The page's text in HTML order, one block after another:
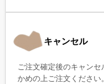
キャンセル
ご注文確定後のキャン
かめの上ご注文ください。